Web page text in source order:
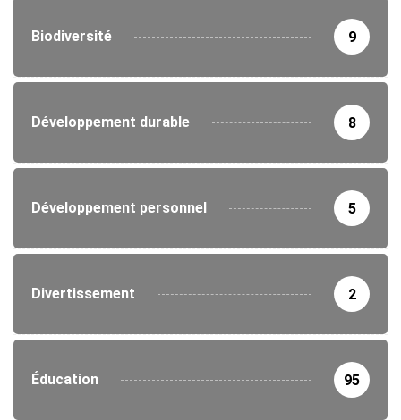
Biodiversité 9
Développement durable 8
Développement personnel 5
Divertissement 2
Éducation 95